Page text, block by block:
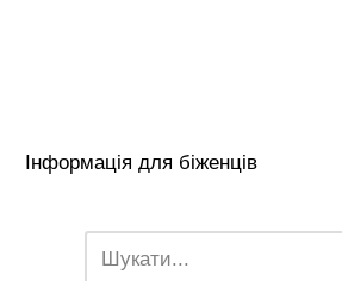
Iнформація для біженців